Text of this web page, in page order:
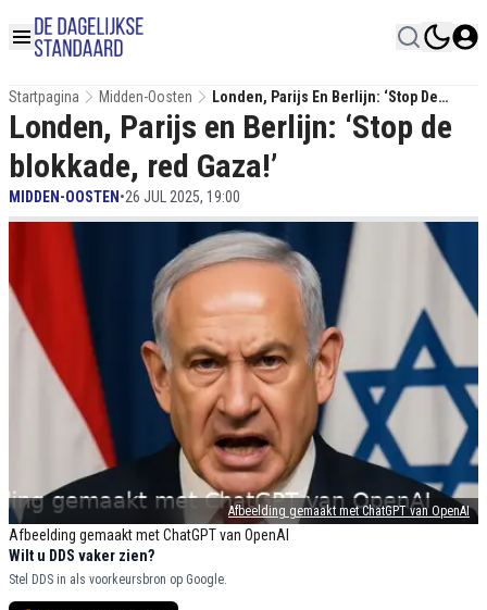
Startpagina Midden-Oosten
Londen, Parijs En Berlijn: ‘Stop De
Blokkade, Red Gaza!’
Afbeelding gemaakt met ChatGPT van OpenAI
Afbeelding gemaakt met ChatGPT van OpenAI
Londen, Parijs en Berlijn: ‘Stop de
blokkade, red Gaza!’
MIDDEN-OOSTEN •26 JUL 2025, 19:00
Wilt u DDS vaker zien?
Stel DDS in als voorkeursbron op Google.